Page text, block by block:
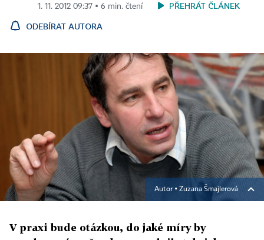
1. 11. 2012 09:37 ▪ 6 min. čtení
PŘEHRÁT ČLÁNEK
ODEBÍRAT AUTORA
Autor ▪ Zuzana Šmajlerová
V praxi bude otázkou, do jaké míry by